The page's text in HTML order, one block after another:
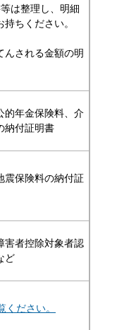
は整理し、明細
ちください。
んされる金額の明
的年金保険料、介
納付証明書
震保険料の納付証
害者控除対象者認
ど
ください。